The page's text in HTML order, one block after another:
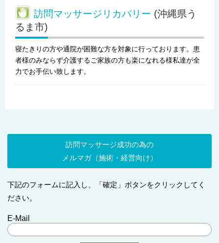
訪問マッサージリカバリー (沖縄県う
るま市)
寝たきりの方や通院が困難な方を対象に行っております。患
者様のみならず介護するご家族の方も楽になれる様私達が全
力でお手伝い致します。
訪問マッサージ成功の為の
メルマガ（施術・経営向け）
下記のフォームに記入し、「確定」ボタンをクリックしてく
ださい。
E-Mail